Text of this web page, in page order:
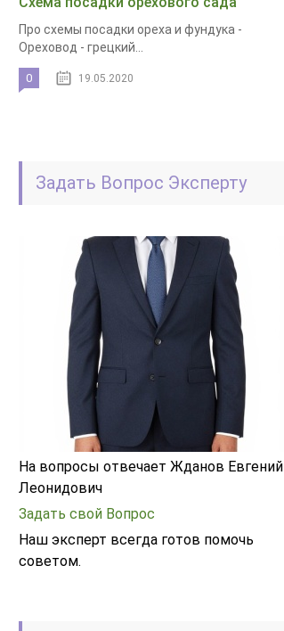
Про схемы посадки ореха и фундука -
Ореховод - грецкий...
0 19.05.2020
Задать Вопрос Эксперту
На вопросы отвечает Жданов Евгений
Леонидович
Задать свой Вопрос
Наш эксперт всегда готов помочь
советом.